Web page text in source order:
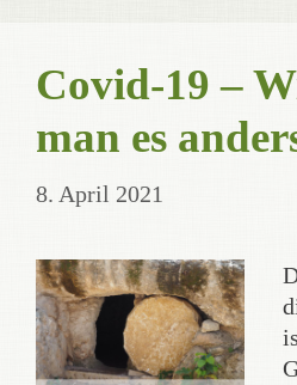
Covid-19 –
man es
8. April 2021